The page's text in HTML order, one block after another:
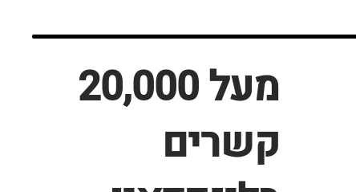
מעל 20,000
קשרים